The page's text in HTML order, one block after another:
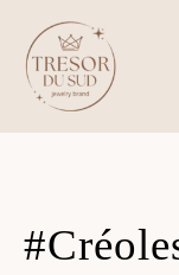
contenu